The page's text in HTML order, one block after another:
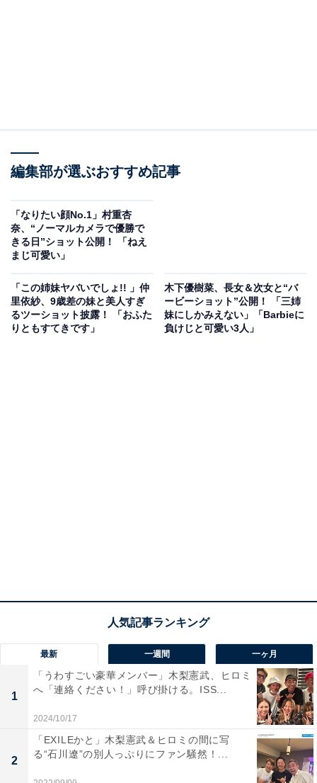
編集部が選ぶおすすめ記事
「なりたい顔No.1」村重杏
奈、“ノーマルカメラで優勝で
きる日”ショット公開！ 「ねえ
まじ可愛い」
「この姉妹ヤバいでしょ!! 」仲
里依紗、9歳差の妹と美人すぎ
るツーショット披露！ 「おふた
りともすてきです」
木下優樹菜、長女＆次女と“バ
ービーショット”公開！ 「三姉
妹にしかみえない」「Barbieに
負けじと可愛い3人」
最新 一週間 一ヶ月
1
「うわすごい豪華メンバー」木梨憲武、ヒロミ
へ「連絡ください！」呼び掛ける。ISS...
2024/10/17
2
「EXILEかと」木梨憲武＆ヒロミの間に写
る“石川遼”の別人っぷりにファン騒然！...